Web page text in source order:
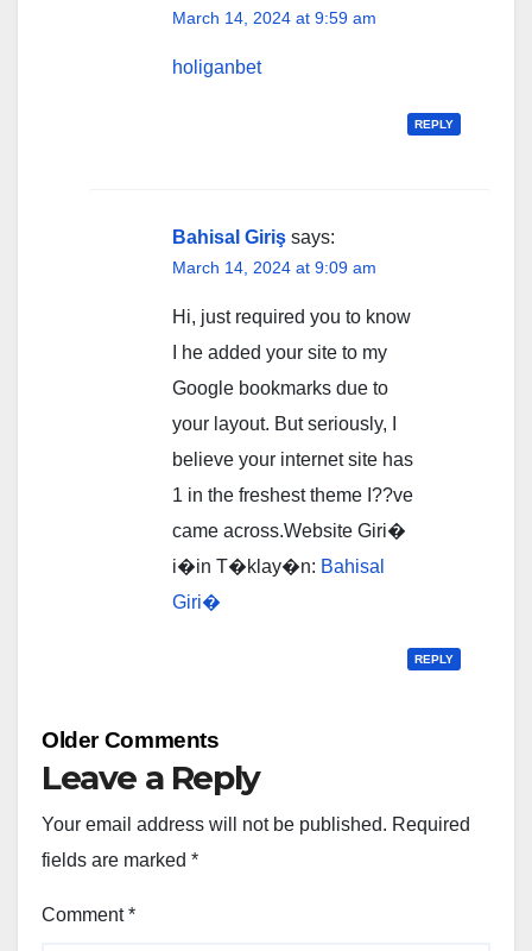
March 14, 2024 at 9:59 am
holiganbet
REPLY
Bahisal Giriş says:
March 14, 2024 at 9:09 am
Hi, just required you to know
I he added your site to my
Google bookmarks due to
your layout. But seriously, I
believe your internet site has
1 in the freshest theme I??ve
came across.Website Giri�
i�in T�klay�n: Bahisal
Giri�
REPLY
Comment
Older Comments
Leave a Reply
Your email address will not be published. Required
fields are marked *
Comment*